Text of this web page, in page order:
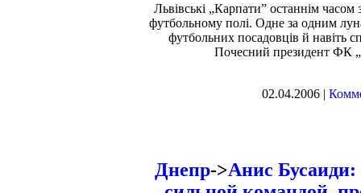
Львівські „Карпати” останнім
футбольному полі. Одне за одним
футбольних посадовців й навіть
Почесний президент ФК
02.04.2006 |
Днепр->Анис